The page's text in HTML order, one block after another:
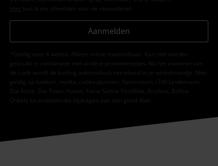
Hier kan ik me afmelden voor de nieuwsbrief.
Aanmelden
*Geldig voor 4 weken. Alleen online inwisselbaar. Kan niet worden
gebruikt in combinatie met andere promotiecodes. Na het invoeren van
de code wordt de korting automatisch verrekend in je winkelmandje. Niet
geldig op boeken, media, cadeaubonnen, Rammstein, (Till) Lindemann,
Die Ärzte, Die Toten Hosen, Feine Sahne Fischfilet, Broilers, Böhse
Onkelz en artikelen die bijdragen aan een goed doel.